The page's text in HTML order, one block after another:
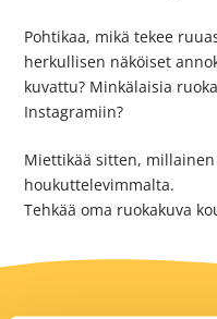
Pohtikaa, mikä tekee
herkullisen näköiset
kuvattu? Minkälaisia
Instagramiin?
Miettikää sitten,
houkuttelevimmalta.
Tehkää oma ruokakuva